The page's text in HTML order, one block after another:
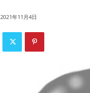
2021年11月4日